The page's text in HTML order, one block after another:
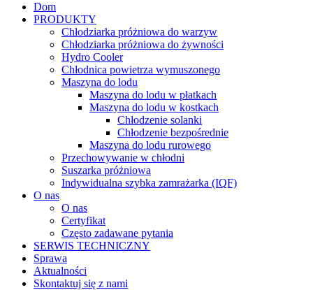
Dom
PRODUKTY
Chłodziarka próżniowa do warzyw
Chłodziarka próżniowa do żywności
Hydro Cooler
Chłodnica powietrza wymuszonego
Maszyna do lodu
Maszyna do lodu w płatkach
Maszyna do lodu w kostkach
Chłodzenie solanki
Chłodzenie bezpośrednie
Maszyna do lodu rurowego
Przechowywanie w chłodni
Suszarka próżniowa
Indywidualna szybka zamrażarka (IQF)
O nas
O nas
Certyfikat
Często zadawane pytania
SERWIS TECHNICZNY
Sprawa
Aktualności
Skontaktuj się z nami